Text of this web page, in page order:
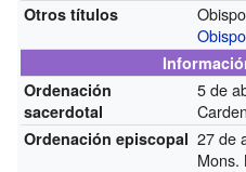
Otros títulos
Obispo
Ordenación
sacerdotal
5 de
Ordenación episcopal 27 de
Mons.